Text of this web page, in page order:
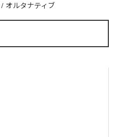
/ オルタナティブ